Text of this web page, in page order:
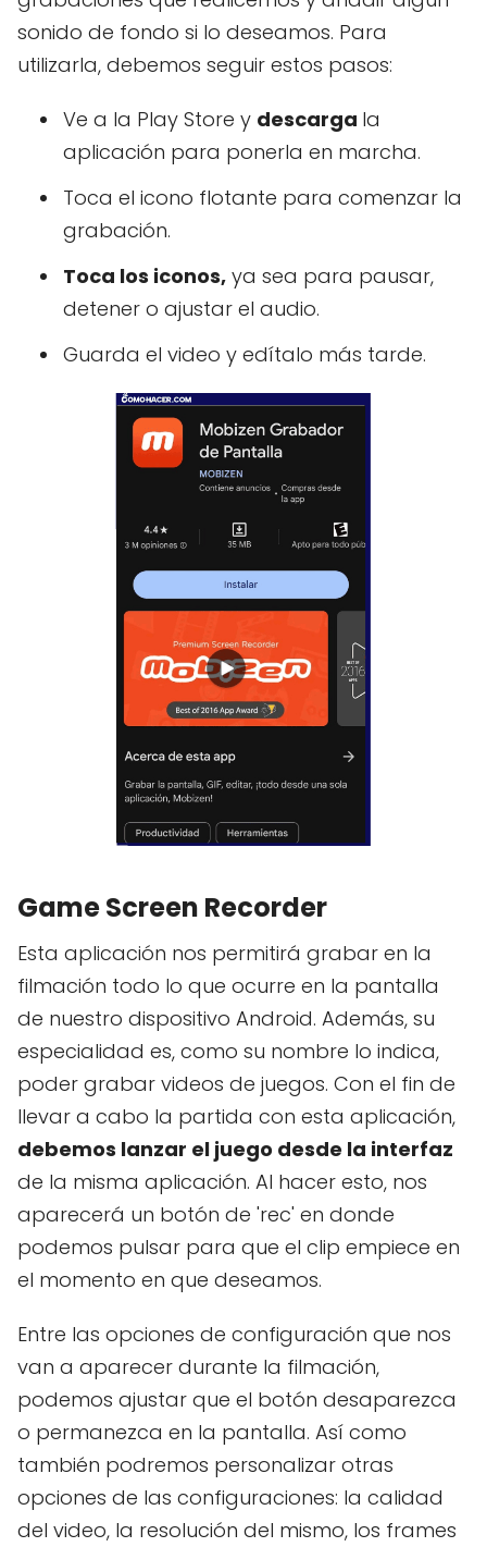
sonido de fondo si lo deseamos. Para
utilizarla, debemos seguir estos pasos:
Ve a la Play Store y descarga la
aplicación para ponerla en marcha.
Toca el icono flotante para comenzar la
grabación.
Toca los iconos, ya sea para pausar,
detener o ajustar el audio.
Guarda el video y edítalo más tarde.
Game Screen Recorder
Esta aplicación nos permitirá grabar en la
filmación todo lo que ocurre en la pantalla
de nuestro dispositivo Android. Además, su
especialidad es, como su nombre lo indica,
poder grabar videos de juegos. Con el fin de
llevar a cabo la partida con esta aplicación,
debemos lanzar el juego desde la interfaz
de la misma aplicación. Al hacer esto, nos
aparecerá un botón de 'rec' en donde
podemos pulsar para que el clip empiece en
el momento en que deseamos.
Entre las opciones de configuración que nos
van a aparecer durante la filmación,
podemos ajustar que el botón desaparezca
o permanezca en la pantalla. Así como
también podremos personalizar otras
opciones de las configuraciones: la calidad
del video, la resolución del mismo, los frames